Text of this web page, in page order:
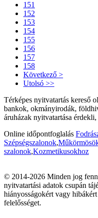
151
152
153
154
155
156
157
158
Következő >
Utolsó >>
Térképes nyitvatartás kereső
bankok, okmányirodák,
áruházak nyitvatartása
Online időpontfoglalás
Szépségszalonok,
szalonok,Kozmetikusokhoz
© 2014-2026 Minden jog
nyitvatartási adatok csupán
hiányosságokért vagy
felelősséget.